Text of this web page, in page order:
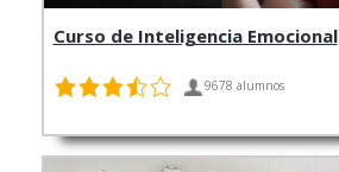
Curso de Inteligencia Emocional
9678 alumnos